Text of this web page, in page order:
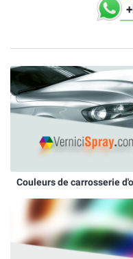
Couleurs de carrosserie